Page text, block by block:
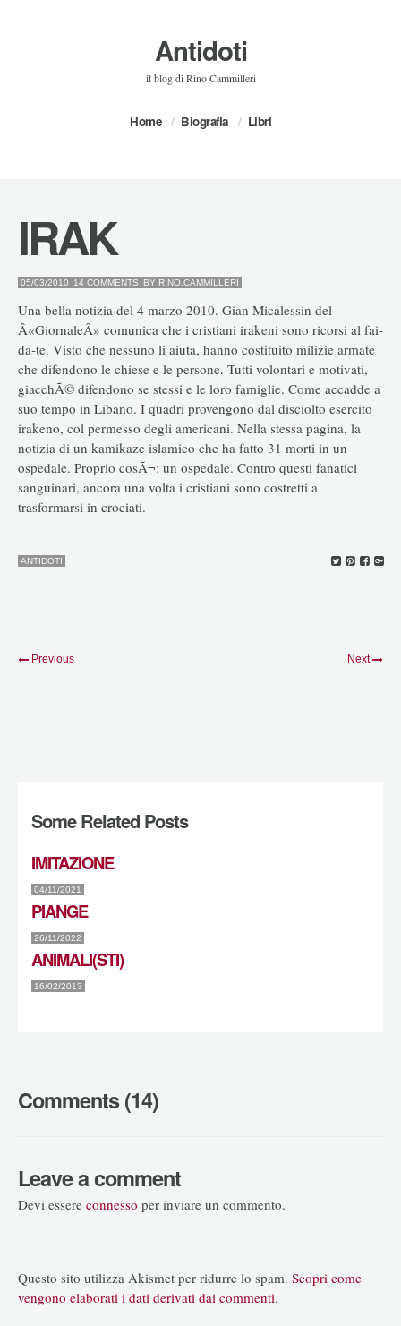
Antidoti
il blog di Rino Cammilleri
Home Biografia Libri
IRAK
05/03/2010 14 COMMENTS BY RINO.CAMMILLERI
Una bella notizia del 4 marzo 2010. Gian Micalessin del
Â«GiornaleÂ» comunica che i cristiani irakeni sono ricorsi al fai-
da-te. Visto che nessuno li aiuta, hanno costituito milizie armate
che difendono le chiese e le persone. Tutti volontari e motivati,
giacchÃ© difendono se stessi e le loro famiglie. Come accadde a
suo tempo in Libano. I quadri provengono dal disciolto esercito
irakeno, col permesso degli americani. Nella stessa pagina, la
notizia di un kamikaze islamico che ha fatto 31 morti in un
ospedale. Proprio cosÃ¬: un ospedale. Contro questi fanatici
sanguinari, ancora una volta i cristiani sono costretti a
trasformarsi in crociati.
ANTIDOTI
Previous Next
Some Related Posts
IMITAZIONE
04/11/2021
PIANGE
26/11/2022
ANIMALI(STI)
16/02/2013
Comments (14)
Leave a comment
Devi essere connesso per inviare un commento.
Questo sito utilizza Akismet per ridurre lo spam. Scopri come
vengono elaborati i dati derivati dai commenti.